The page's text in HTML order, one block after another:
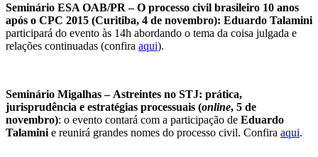
Seminário ESA OAB/PR – O processo civil brasileiro 10 anos
após o CPC 2015 (Curitiba, 4 de novembro): Eduardo Talamini
participará do evento às 14h abordando o tema da coisa julgada e
relações continuadas (confira aqui).
Seminário Migalhas – Astreintes no STJ: prática,
jurisprudência e estratégias processuais (online, 5 de
novembro): o evento contará com a participação de Eduardo
Talamini e reunirá grandes nomes do processo civil. Confira aqui.